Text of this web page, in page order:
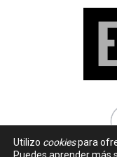
Utilizo cookiespara